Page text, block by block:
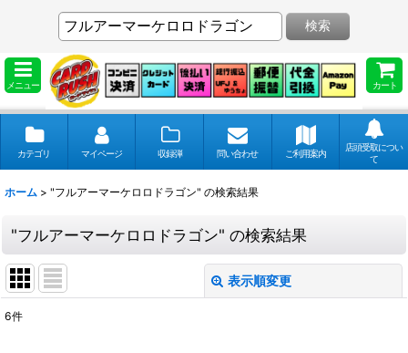
メニュー カート
検索
カテゴリ マイページ 収録弾 問い合わせ ご利用案内
店頭受取につい
て
ホーム > "フルアーマーケロロドラゴン" の検索結果
"フルアーマーケロロドラゴン" の検索結果
表示順変更
6件